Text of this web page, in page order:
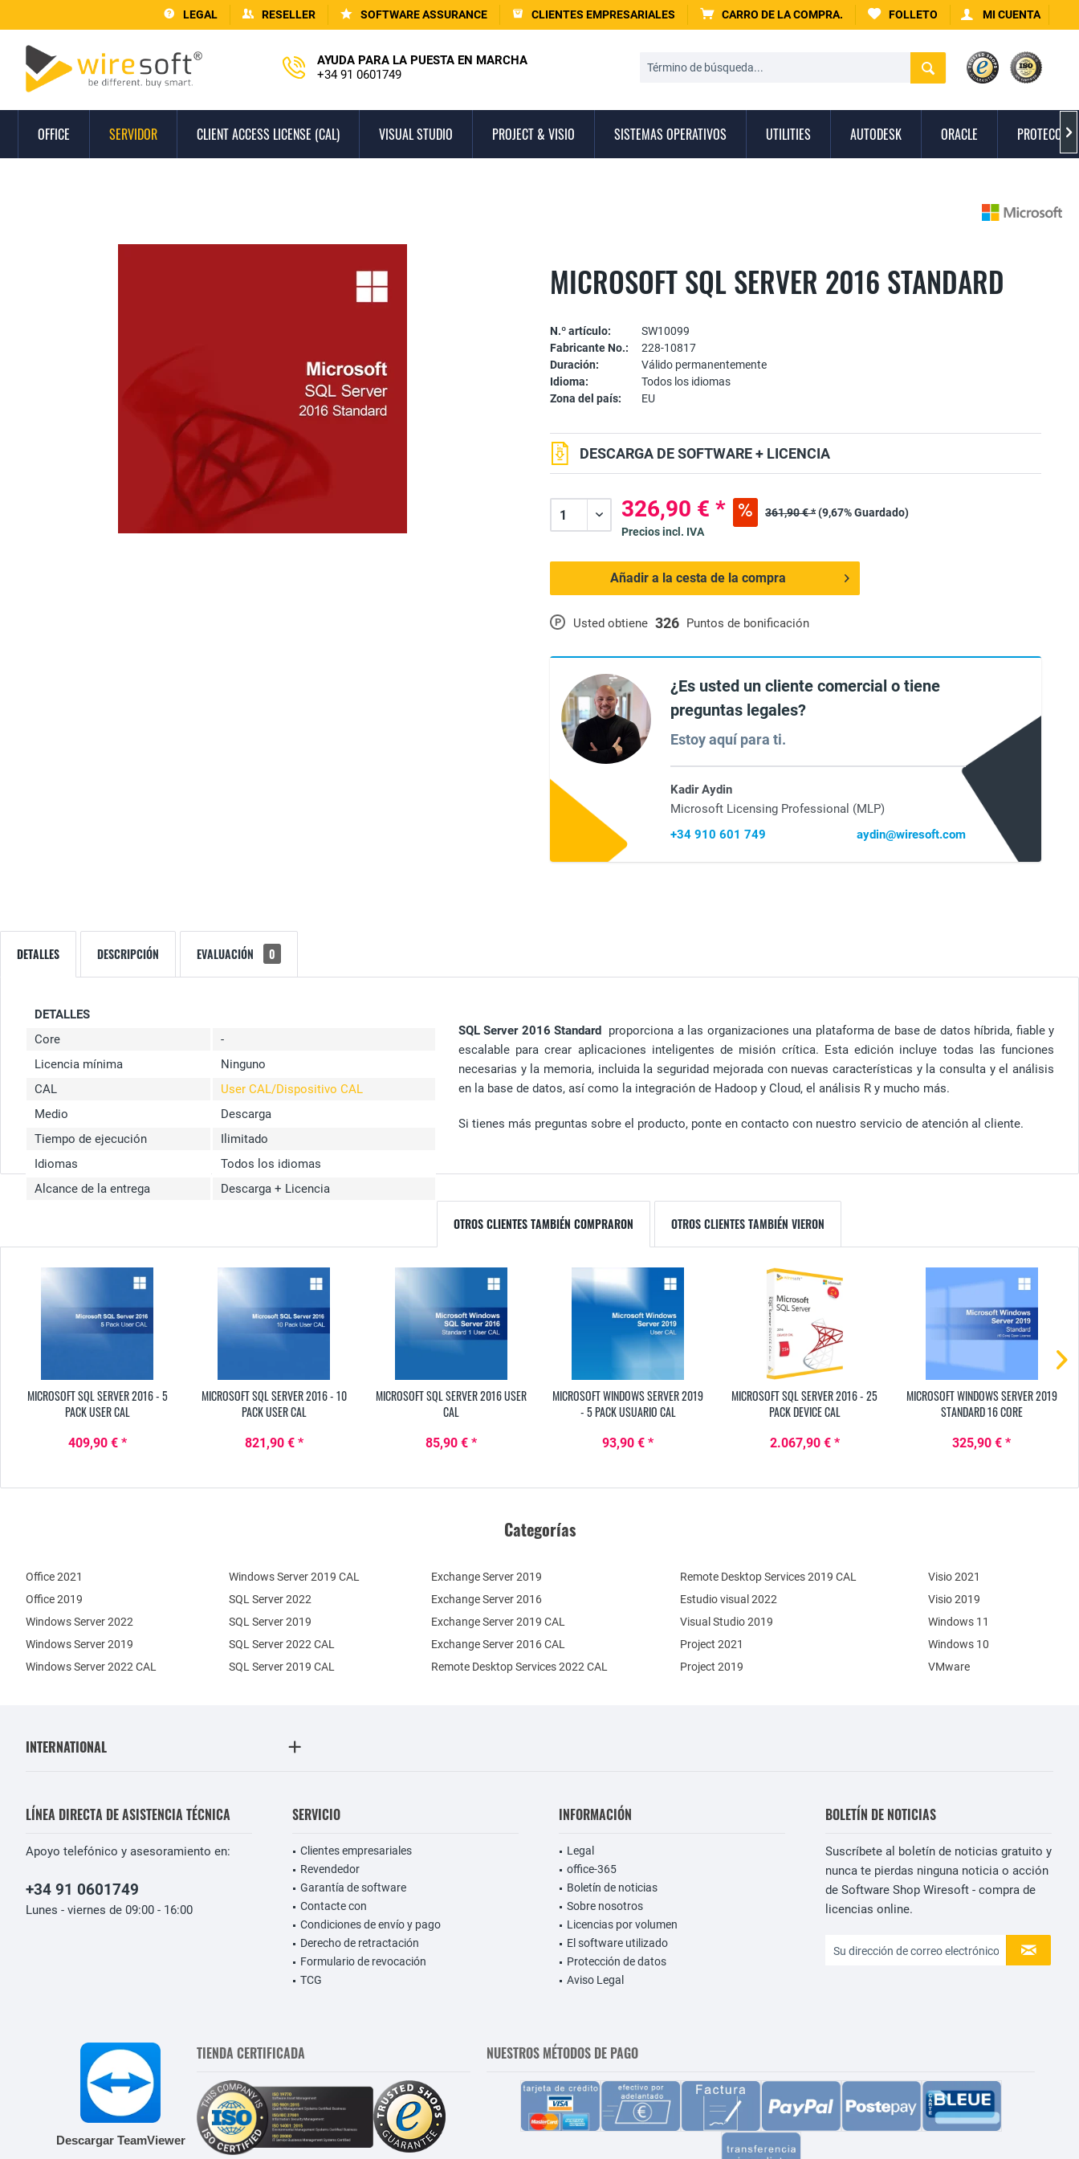
LEGAL RESELLER SOFTWARE ASSURANCE CLIENTES EMPRESARIALES CARRO DE LA COMPRA. FOLLETO MI CUENTA
AYUDA PARA LA PUESTA EN MARCHA
+34 91 0601749
OFFICE SERVIDOR CLIENT ACCESS LICENSE (CAL) VISUAL STUDIO PROJECT & VISIO SISTEMAS OPERATIVOS UTILITIES AUTODESK ORACLE 
MICROSOFT SQL SERVER 2016 STANDARD
N.º artículo:
SW10099
Fabricante No.:
228-10817
Duración:
Válido permanentemente
Idioma:
Todos los idiomas
Zona del país:
EU
P Usted obtiene 326 Puntos de bonificación
DESCARGA DE SOFTWARE + LICENCIA
326,90 € * 361,90 € *(9,67% Guardado)
Precios incl. IVA
Añadir a la cesta de la compra
¿Es usted un cliente comercial o tiene
preguntas legales?
Estoy aquí para ti.
Kadir Aydin
Microsoft Licensing Professional (MLP)
+34 910 601 749
aydin@wiresoft.com
DETALLES DESCRIPCIÓN EVALUACIÓN 0
DETALLES
Core
-
Licencia mínima
Ninguno
CAL
User CAL/Dispositivo CAL
Medio
Descarga
Tiempo de ejecución
Ilimitado
Idiomas
Todos los idiomas
Alcance de la entrega
Descarga + Licencia
SQL Server 2016 Standard proporciona a las organizaciones una plataforma de base de datos híbrida, fiable y
escalable para crear aplicaciones inteligentes de misión crítica. Esta edición incluye todas las funciones
necesarias y la memoria, incluida la seguridad mejorada con nuevas características y la consulta y el análisis
en la base de datos, así como la integración de Hadoop y Cloud, el análisis R y mucho más.
Si tienes más preguntas sobre el producto, ponte en contacto con nuestro servicio de atención al cliente.
OTROS CLIENTES TAMBIÉN COMPRARON OTROS CLIENTES TAMBIÉN VIERON
MICROSOFT SQL SERVER 2016 - 5
PACK USER CAL
409,90 € *
MICROSOFT SQL SERVER 2016 - 10
PACK USER CAL
821,90 € *
MICROSOFT SQL SERVER 2016 USER
CAL
85,90 € *
MICROSOFT WINDOWS SERVER 2019
- 5 PACK USUARIO CAL
93,90 € *
MICROSOFT SQL SERVER 2016 - 25
PACK DEVICE CAL
2.067,90 € *
MICROSOFT WINDOWS SERVER 2019
STANDARD 16 CORE
325,90 € *
Categorías
Office 2021
Office 2019
Windows Server 2022
Windows Server 2019
Exchange Server 2019
Exchange Server 2016
SQL Server 2022
SQL Server 2019
Windows Server 2022 CAL
Windows Server 2019 CAL
SQL Server 2022 CAL
SQL Server 2019 CAL
Remote Desktop Services 2022 CAL
Remote Desktop Services 2019 CAL
Exchange Server 2019 CAL
Exchange Server 2016 CAL
Estudio visual 2022
Visual Studio 2019
Project 2021
Project 2019
Visio 2021
Visio 2019
Windows 11
Windows 10
VMware
INTERNATIONAL
LÍNEA DIRECTA DE ASISTENCIA TÉCNICA
Apoyo telefónico y asesoramiento en:
+34 91 0601749
Lunes - viernes de 09:00 - 16:00
SERVICIO
Clientes empresariales
Revendedor
Garantía de software
Contacte con
Condiciones de envío y pago
Derecho de retractación
Formulario de revocación
TCG
INFORMACIÓN
Legal
office-365
Boletín de noticias
Sobre nosotros
Licencias por volumen
El software utilizado
Protección de datos
Aviso Legal
BOLETÍN DE NOTICIAS
Suscríbete al boletín de noticias gratuito y
nunca te pierdas ninguna noticia o acción
de Software Shop Wiresoft - compra de
licencias online.
Descargar TeamViewer
TIENDA CERTIFICADA NUESTROS MÉTODOS DE PAGO